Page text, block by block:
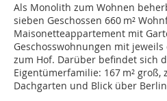
Als Monolith zum Wohnen
sieben Geschossen 660 m²
Maisonetteappartement mit
Geschosswohnungen mit jeweils
zum Hof. Darüber befindet sich
Eigentümerfamilie: 167 m² groß,
Dachgarten und Blick über